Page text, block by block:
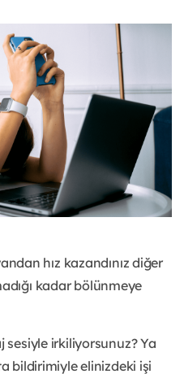
hız kazandınız diğer
kadar bölünmeye
sesiyle irkiliyorsunuz? Ya
bildirimiyle elinizdeki işi